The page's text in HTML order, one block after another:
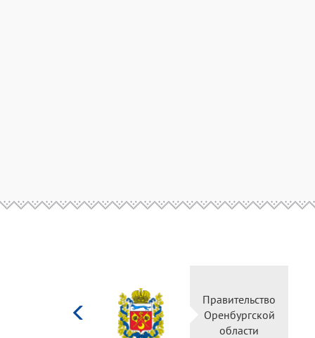
Правительство
Оренбургской
области